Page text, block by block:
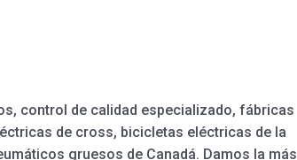
control de calidad especializado, fábricas
de cross, bicicletas eléctricas de la
gruesos de Canadá. Damos la más